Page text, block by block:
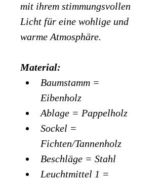
mit ihrem stimmungsvollen
Licht für eine wohlige und
warme Atmosphäre.
Material:
Baumstamm =
Eibenholz
Ablage = Pappelholz
Sockel =
Fichten/Tannenholz
Beschläge = Stahl
Leuchtmittel 1 =